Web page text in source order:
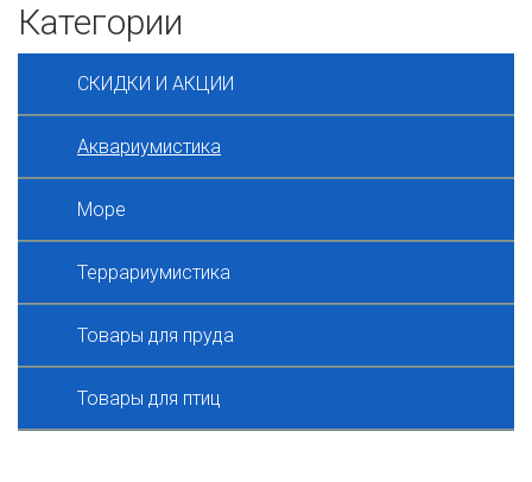
Категории
СКИДКИ И АКЦИИ
Аквариумистика
Море
Террариумистика
Товары для пруда
Товары для птиц